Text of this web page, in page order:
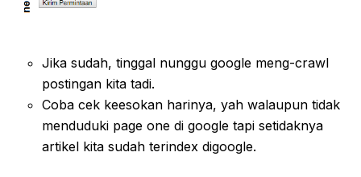
Jika sudah, tinggal nunggu google meng-crawl
postingan kita tadi.
Coba cek keesokan harinya, yah walaupun tidak
menduduki page one di google tapi setidaknya
artikel kita sudah terindex digoogle.